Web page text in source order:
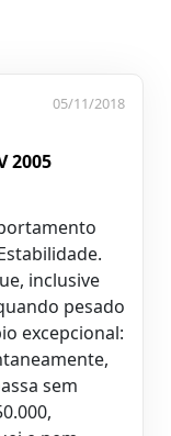
05/11/2018
2005
inclusive
pesado
excepcional:
sem